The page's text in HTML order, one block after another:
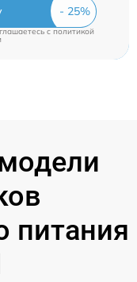
cполитикой
питания